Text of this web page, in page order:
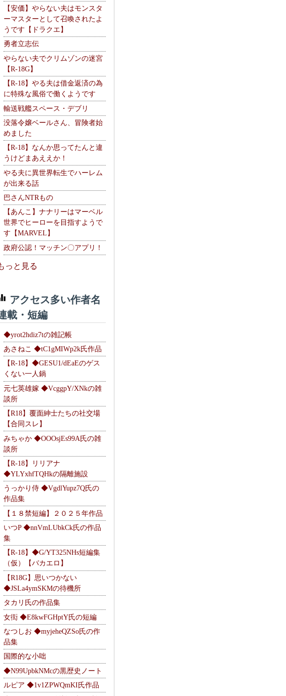
【安価】やらない夫はモンスタ
ーマスターとして召喚されたよ
うです【ドラクエ】
勇者立志伝
やらない夫でクリムゾンの迷宮
【R-18G】
【R-18】やる夫は借金返済の為
に特殊な風俗で働くようです
輸送戦艦スペース・デブリ
没落令嬢ベールさん、冒険者始
めました
【R-18】なんか思ってたんと違
うけどまあええか！
やる夫に異世界転生でハーレム
が出来る話
巴さんNTRもの
【あんこ】ナナリーはマーベル
世界でヒーローを目指すようで
す【MARVEL】
政府公認！マッチン〇アプリ！
っと見る
アクセス多い作者名
載・短編
◆yrot2hdiz7tの雑記帳
あさねこ ◆tC1gMIWp2k氏作品
【R-18】◆GESU1/dEaEのゲス
くない一人鍋
元七英雄嫁 ◆VcggpY/XNkの雑
談所
【R18】覆面紳士たちの社交場
【合同スレ】
みちゃか ◆OOOsjEs99A氏の雑
談所
【R-18】リリアナ
◆YLYxhfTQHkの隔離施設
うっかり侍 ◆VgdlYupz7Q氏の
作品集
【１８禁短編】２０２５年作品
いつP ◆nnVmLUbkCk氏の作品
集
【R-18】◆G/YT325NHs短編集
（仮）【バカエロ】
【R18G】思いつかない
◆JSLa4ymSKMの待機所
タカリ氏の作品集
女衒 ◆E8kwFGHptY氏の短編
なつしお ◆myjeheQZSo氏の作
品集
国際的な小咄
◆N99UpbkNMcの黒歴史ノート
ルピア ◆1v1ZPWQmKI氏作品